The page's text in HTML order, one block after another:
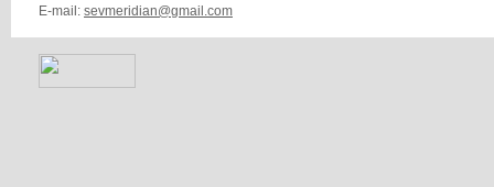
E-mail: sevmeridian@gmail.com